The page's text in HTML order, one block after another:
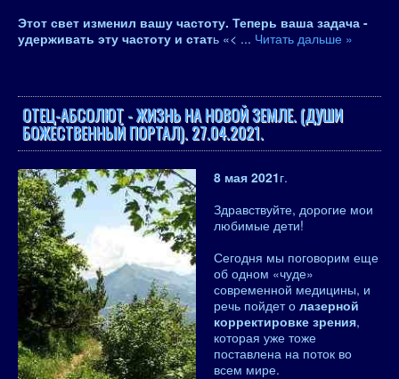
Этот свет изменил вашу частоту. Теперь ваша задача -
удерживать эту частоту и стать «< ... Читать дальше »
ОТЕЦ-АБСОЛЮТ - ЖИЗНЬ НА НОВОЙ ЗЕМЛЕ. (ДУШИ
БОЖЕСТВЕННЫЙ ПОРТАЛ). 27.04.2021.
8 мая 2021г.
Здравствуйте, дорогие мои
любимые дети!
Сегодня мы поговорим еще
об одном «чуде»
современной медицины, и
речь пойдет о лазерной
корректировке зрения,
которая уже тоже
поставлена на поток во
всем мире.